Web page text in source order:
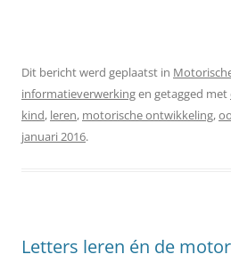
Dit bericht werd geplaatst in
informatieverwerkingen getagged met
kind, leren, motorische ontwikkeling,
januari 2016.
Letters leren én de